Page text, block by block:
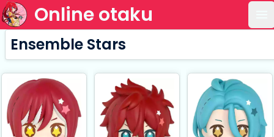
Online otaku
Ensemble Stars